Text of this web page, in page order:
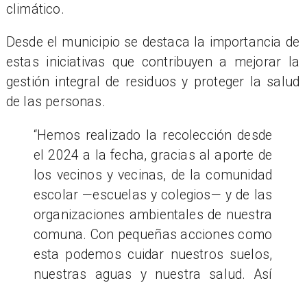
climático.
Desde el municipio se destaca la importancia de
estas iniciativas que contribuyen a mejorar la
gestión integral de residuos y proteger la salud
de las personas.
“Hemos realizado la recolección desde
el 2024 a la fecha, gracias al aporte de
los vecinos y vecinas, de la comunidad
escolar —escuelas y colegios— y de las
organizaciones ambientales de nuestra
comuna. Con pequeñas acciones como
esta podemos cuidar nuestros suelos,
nuestras aguas y nuestra salud. Así